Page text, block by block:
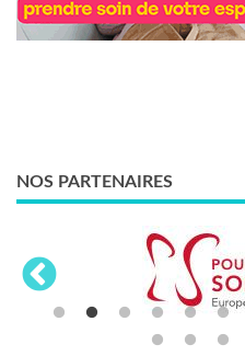
NOS PARTENAIRES